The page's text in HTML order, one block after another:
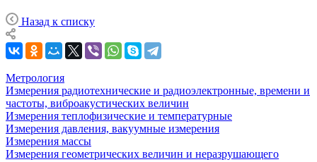
Назад к списку
Метрология
Измерения радиотехнические и радиоэлектронные, времени и
частоты, виброакустических величин
Измерения теплофизические и температурные
Измерения давления, вакуумные измерения
Измерения массы
Измерения геометрических величин и неразрушающего